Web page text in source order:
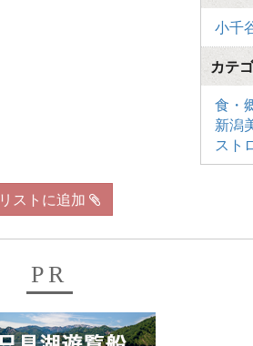
小千
カテ
食・
新潟
スト
リストに追加
PR